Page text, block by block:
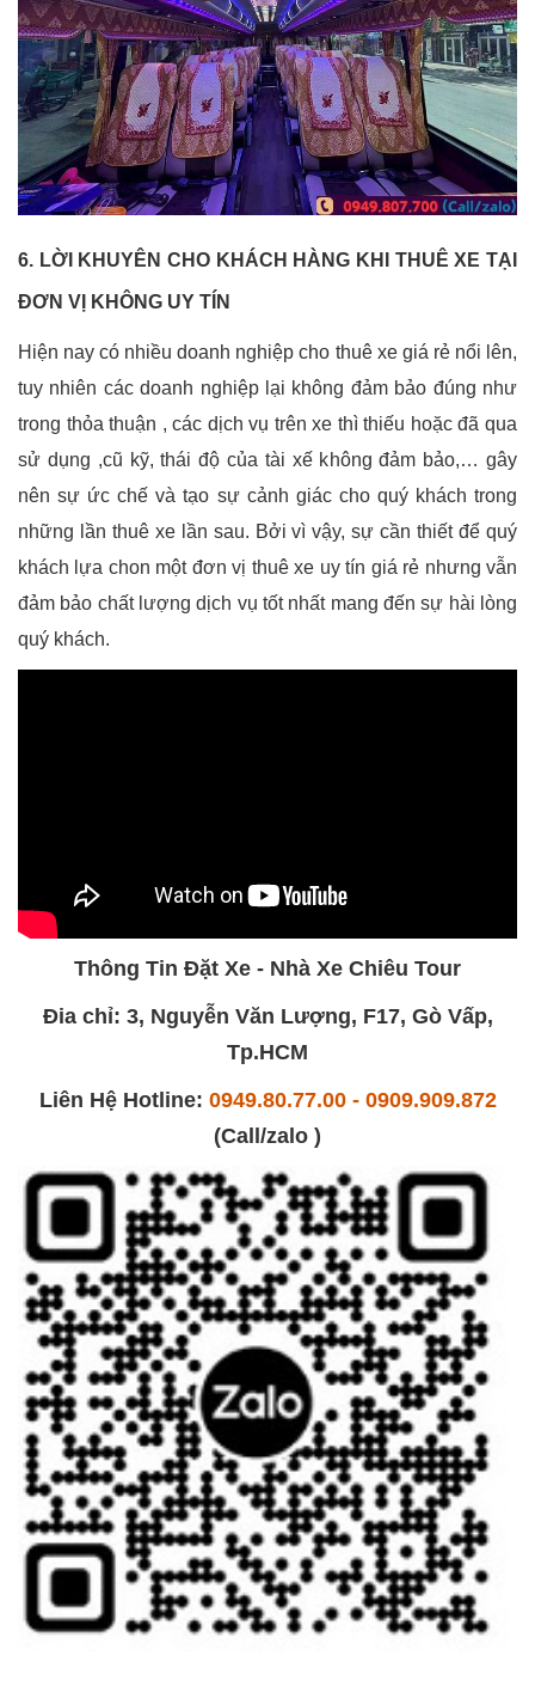
6. LỜI KHUYÊN CHO KHÁCH HÀNG KHI THUÊ XE TẠI
ĐƠN VỊ KHÔNG UY TÍN
Hiện nay có nhiều doanh nghiệp cho thuê xe giá rẻ nổi lên,
tuy nhiên các doanh nghiệp lại không đảm bảo đúng như
trong thỏa thuận , các dịch vụ trên xe thì thiếu hoặc đã qua
sử dụng ,cũ kỹ, thái độ của tài xế không đảm bảo,… gây
nên sự ức chế và tạo sự cảnh giác cho quý khách trong
những lần thuê xe lần sau. Bởi vì vậy, sự cần thiết để quý
khách lựa chon một đơn vị thuê xe uy tín giá rẻ nhưng vẫn
đảm bảo chất lượng dịch vụ tốt nhất mang đến sự hài lòng
quý khách.
Thông Tin Đặt Xe - Nhà Xe Chiêu Tour
Đia chỉ: 3, Nguyễn Văn Lượng, F17, Gò Vấp,
Tp.HCM
Liên Hệ Hotline: 0949.80.77.00 - 0909.909.872
(Call/zalo )